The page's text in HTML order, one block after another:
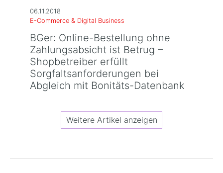
06.11.2018
E-Commerce & Digital Business
BGer: Online-Bestellung ohne
Zahlungsabsicht ist Betrug –
Shopbetreiber erfüllt
Sorgfaltsanforderungen bei
Abgleich mit Bonitäts-Datenbank
Weitere Artikel anzeigen